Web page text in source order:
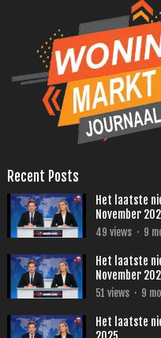
Recent Posts
Het laatste
November
49 views · 9
Het laatste
November
51 views · 9
Het laatste